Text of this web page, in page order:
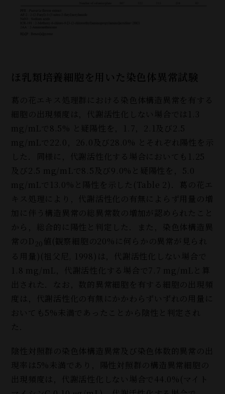
ほ乳類培養細胞を用いた染色体異常試験
葛の花エキス処理群における染色体構造異常を有する
細胞の出現頻度は，代謝活性化しない場合では1.3
mg/mLで8.5% と疑陽性を，1.7，2.1及び2.5
mg/mLで22.0，26.0及び28.0% とそれぞれ陽性を示
した．同様に，代謝活性化する場合においても1.25
及び2.5 mg/mLで8.5及び9.0%と疑陽性を，5.0
mg/mLで13.0%と陽性を示した(Table 2)．葛の花エ
キス処理により，代謝活性化の有無によらず用量の増
加に伴う構造異常の総異常数の増加が認められたこと
から，総合的に陽性と判定した．また，染色体構造異
常のD 20 値(観察細胞の20%に何らかの異常が見られ
る用量)(祖父尼, 1998)は，代謝活性化しない場合で
1.8 mg/mL，代謝活性化する場合で7.7 mg/mLと算
出された．なお，数的異常細胞を有する細胞の出現頻
度は，代謝活性化の有無にかかわらずいずれの用量に
おいても5%未満であったことから陰性と判定され
た．
陰性対照群の染色体構造異常及び染色体数的異常の出
現率は5%未満であり，陽性対照群の構造異常細胞の
出現頻度は，代謝活性化しない場合で44.0%(マイト